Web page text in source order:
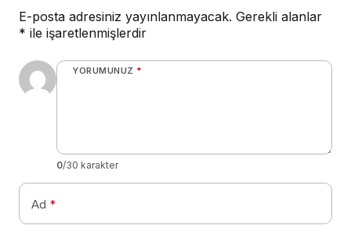
E-posta adresiniz yayınlanmayacak. Gerekli alanlar
* ile işaretlenmişlerdir
YORUMUNUZ *
0/30 karakter
Ad *